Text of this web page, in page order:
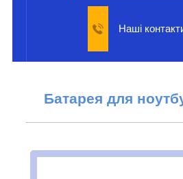
Наші
Батарея для